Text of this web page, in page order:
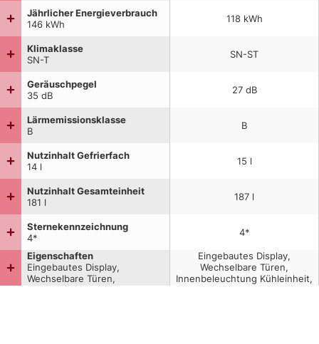
Jährlicher Energieverbrauch
146 kWh
Klimaklasse
SN-T
Geräuschpegel
35 dB
Lärmemissionsklasse
B
Nutzinhalt Gefrierfach
14 l
Nutzinhalt Gesamteinheit
181 l
Sternekennzeichnung
4*
Eigenschaften
Eingebautes Display,
Wechselbare Türen,
118 kWh
SN-ST
27 dB
B
15 l
187 l
4*
Eingebautes Display,
Wechselbare Türen,
Innenbeleuchtung Kühleinheit,